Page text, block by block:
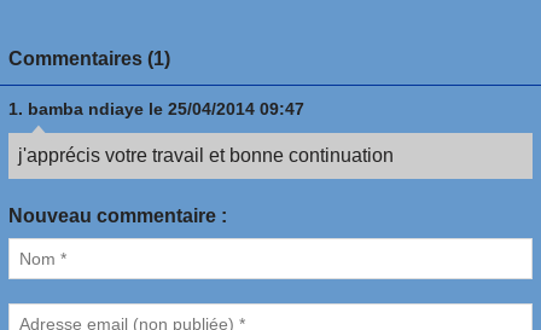
Commentaires (1)
1. bamba ndiaye le 25/04/2014 09:47
j'apprécis votre travail et bonne continuation
Nouveau commentaire :